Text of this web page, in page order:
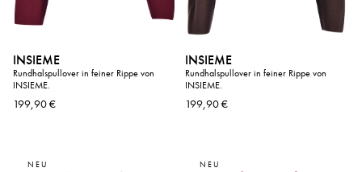
INSIEME
Rundhalspullover in feiner Rippe von
INSIEME.
199,90 €
INSIEME
Rundhalspullover in feiner Rippe von
INSIEME.
199,90 €
NEU NEU